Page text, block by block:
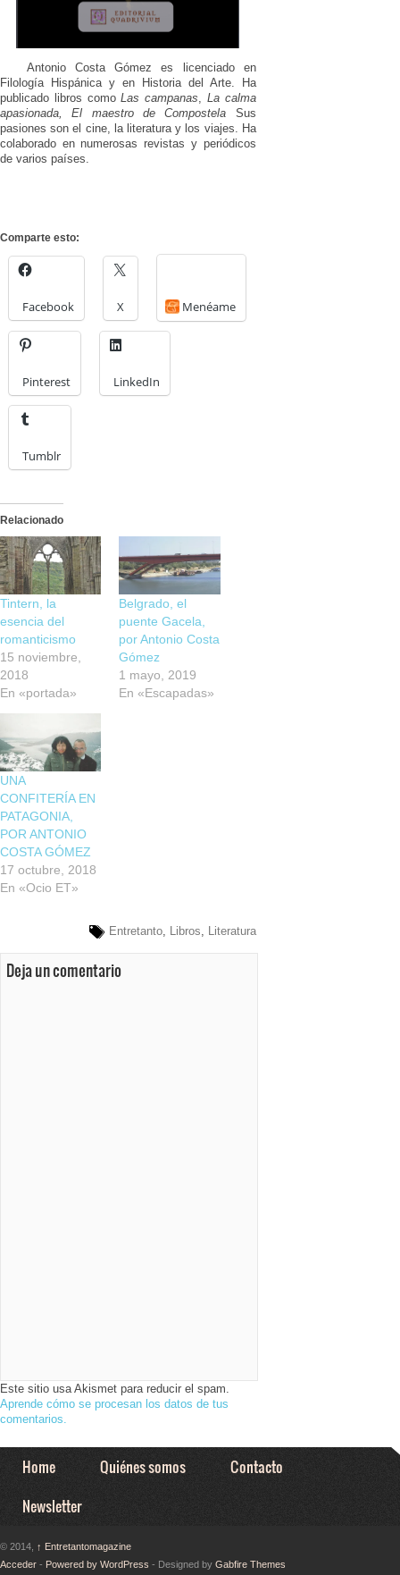
Antonio Costa Gómez es licenciado en
Filología Hispánica y en Historia del Arte. Ha
publicado libros comoLas campanas, La calma
apasionada, El maestro de Compostela Sus
pasiones son el cine, la literatura y los viajes. Ha
colaborado en numerosas revistas y periódicos
de varios países.
Comparte esto:
Facebook X Menéame
Pinterest LinkedIn
Tumblr
Relacionado
Tintern, la
esencia del
romanticismo
15 noviembre,
2018
En «portada»
Belgrado, el
puente Gacela,
por Antonio Costa
Gómez
1 mayo, 2019
En «Escapadas»
UNA
CONFITERÍA EN
PATAGONIA,
POR ANTONIO
COSTA GÓMEZ
17 octubre, 2018
En «Ocio ET»
Entretanto, Libros Literatura
Deja un comentario
Este sitio usa Akismet para reducir el spam.
Aprende cómo se procesan los datos de tus
comentarios.
Home Quiénes somos
Contacto
Newsletter
© 2014, ↑ Entretantomagazine
Acceder - Powered by WordPress - Designed by Gabfire Themes